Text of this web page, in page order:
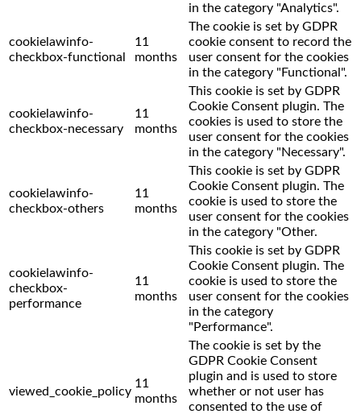
in the category "Analytics".
cookielawinfo-
checkbox-functional
11
months
The cookie is set by GDPR
cookie consent to record the
user consent for the cookies
in the category "Functional".
cookielawinfo-
checkbox-necessary
11
months
This cookie is set by GDPR
Cookie Consent plugin. The
cookies is used to store the
user consent for the cookies
in the category "Necessary".
cookielawinfo-
checkbox-others
11
months
This cookie is set by GDPR
Cookie Consent plugin. The
cookie is used to store the
user consent for the cookies
in the category "Other.
cookielawinfo-
checkbox-
performance
11
months
This cookie is set by GDPR
Cookie Consent plugin. The
cookie is used to store the
user consent for the cookies
in the category
"Performance".
viewed_cookie_policy
11
months
The cookie is set by the
GDPR Cookie Consent
plugin and is used to store
whether or not user has
consented to the use of